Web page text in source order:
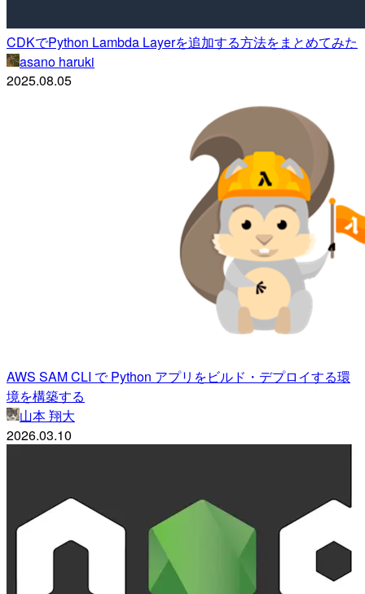
CDKでPython Lambda Layerを追加する方法をまとめてみた
asano haruki
2025.08.05
AWS SAM CLI で Python アプリをビルド・デプロイする環
境を構築する
山本 翔大
2026.03.10